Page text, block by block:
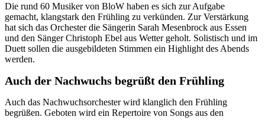
Die rund 60 Musiker von BloW haben es sich zur Aufgabe
gemacht, klangstark den Frühling zu verkünden. Zur Verstärkung
hat sich das Orchester die Sängerin Sarah Mesenbrock aus Essen
und den Sänger Christoph Ebel aus Wetter geholt. Solistisch und im
Duett sollen die ausgebildeten Stimmen ein Highlight des Abends
werden.
Auch der Nachwuchs begrüßt den Frühling
Auch das Nachwuchsorchester wird klanglich den Frühling
begrüßen. Geboten wird ein Repertoire von Songs aus den